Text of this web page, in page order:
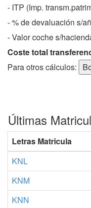
- ITP (Imp.
- % de devaluación s/
- Valor coche s/
Coste total
Para otros cálculos:
Últimas
Letras Matricula
KNL
KNM
KNN